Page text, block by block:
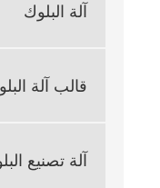
آلة البلوك
قالب آلة
آلة تصنيع